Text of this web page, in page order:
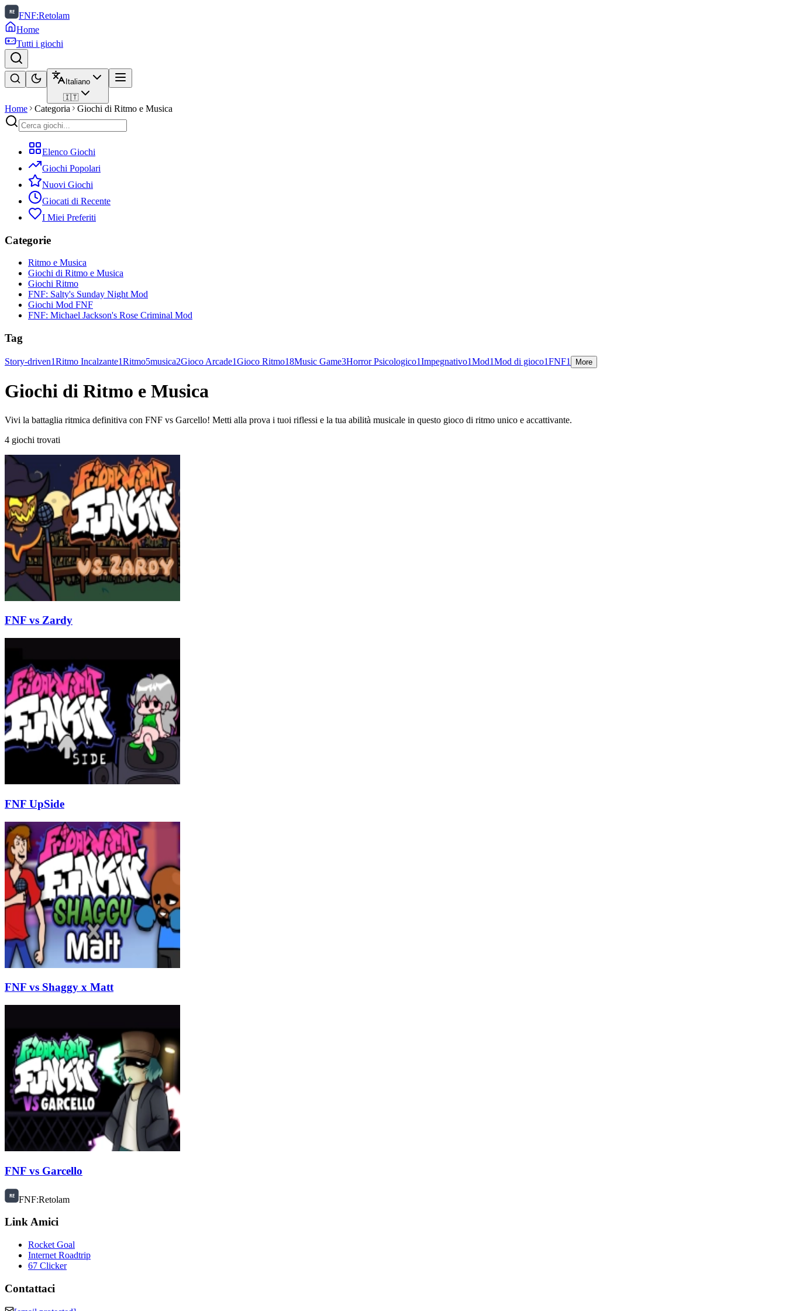
FNF:Retolam
Home
Tutti i giochi
Italiano
🇮🇹
Home Categoria Giochi di Ritmo e Musica
Elenco Giochi
Giochi Popolari
Nuovi Giochi
Giocati di Recente
I Miei Preferiti
Categorie
Ritmo e Musica
Giochi di Ritmo e Musica
Giochi Ritmo
FNF: Salty's Sunday Night Mod
Giochi Mod FNF
FNF: Michael Jackson's Rose Criminal Mod
Tag
Story-driven1Ritmo Incalzante1Ritmo5musica2Gioco Arcade1Gioco Ritmo18Music Game3Horror Psicologico1Impegnativo1Mod1Mod di gioco1FNF1 More
Giochi di Ritmo e Musica
Vivi la battaglia ritmica definitiva con FNF vs Garcello! Metti alla prova i tuoi riflessi e la tua abilità musicale in questo gioco di ritmo unico e accattivante.
4 giochi trovati
FNF vs Zardy
FNF UpSide
FNF vs Shaggy x Matt
FNF vs Garcello
FNF:Retolam
Link Amici
Rocket Goal
Internet Roadtrip
67 Clicker
Contattaci